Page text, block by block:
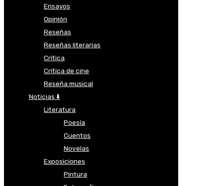
Ensayos
Opinión
Reseñas
Reseñas literarias
Crítica
Crítica de cine
Reseña musical
Noticias ⬇️
Literatura
Poesía
Cuentos
Novelas
Exposiciones
Pintura